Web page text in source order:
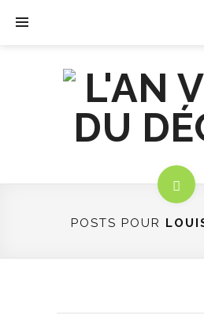
POSTS POUR